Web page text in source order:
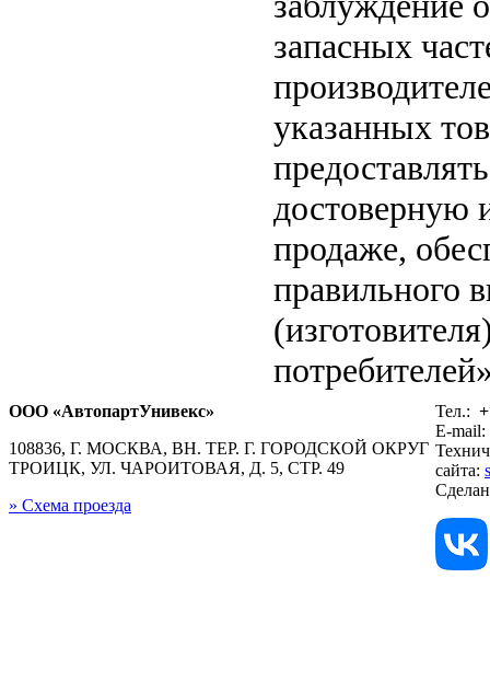
запасных
указанных
достоверную
продаже,
правильного
ООО «АвтопартУнивекс»
108836, Г. МОСКВА, ВН. ТЕР. Г. ГОРОДСКОЙ ОКРУГ
ТРОИЦК, УЛ. ЧАРОИТОВАЯ, Д. 5, СТР. 49
» Схема проезда
Тел.:
E-mail:
сайта: